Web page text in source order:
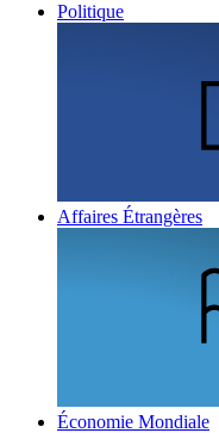
Politique
Affaires Étrangères
Économie Mondiale